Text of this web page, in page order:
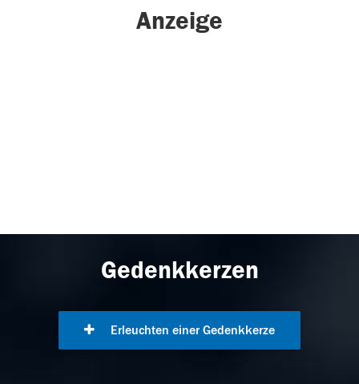
Anzeige
Gedenkkerzen
Erleuchten einer Gedenkkerze